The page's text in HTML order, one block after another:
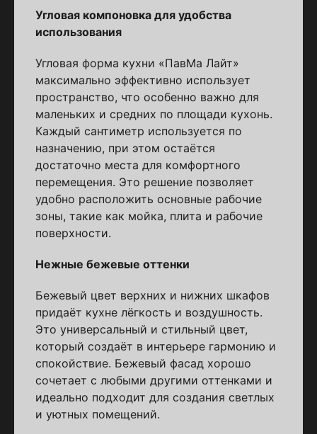
Угловая компоновка для удобства
использования
Угловая форма кухни «ПавМа Лайт»
максимально эффективно использует
пространство, что особенно важно для
маленьких и средних по площади кухонь.
Каждый сантиметр используется по
назначению, при этом остаётся
достаточно места для комфортного
перемещения. Это решение позволяет
удобно расположить основные рабочие
зоны, такие как мойка, плита и рабочие
поверхности.
Нежные бежевые оттенки
Бежевый цвет верхних и нижних шкафов
придаёт кухне лёгкость и воздушность.
Это универсальный и стильный цвет,
который создаёт в интерьере гармонию и
спокойствие. Бежевый фасад хорошо
сочетает с любыми другими оттенками и
идеально подходит для создания светлых
и уютных помещений.